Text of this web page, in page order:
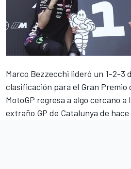
Marco Bezzecchi lideró un 1-2-3
clasificación para el Gran
MotoGP regresa a algo cercano
extraño GP de Catalunya de hace